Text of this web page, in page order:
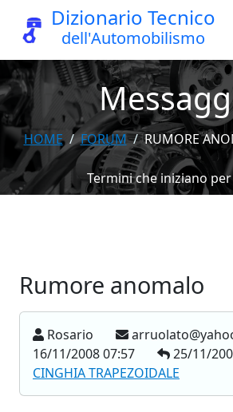
Dizionario Tecnico
dell'Automobilismo
HOME FORUM RUMORE
Termini che iniziano per
Rumore anomalo
Rosario
16/11/2008 07:57
25/11/
CINGHIA TRAPEZOIDALE